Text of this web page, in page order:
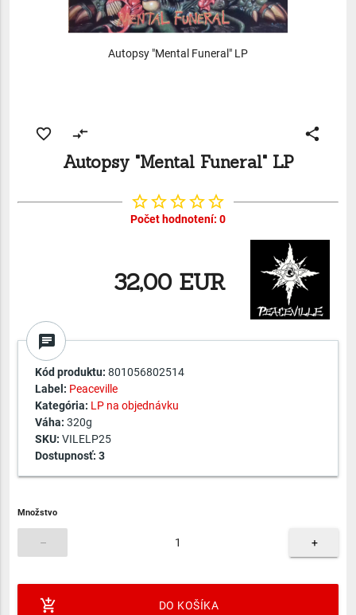
Autopsy "Mental Funeral" LP
favorite_border compare_arrows share
Autopsy "Mental Funeral" LP
star_borderstar_borderstar_borderstar_borderstar_border
Počet hodnotení: 0
32,00 EUR
chat
Kód produktu: 801056802514
Label: Peaceville
Kategória: LP na objednávku
Váha: 320g
SKU: VILELP25
Dostupnosť: 3
Množstvo
– +
add_shopping_cart DO KOŠÍKA